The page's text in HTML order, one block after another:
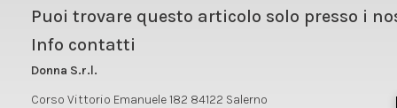
Puoi trovare questo articolo solo presso i
Info contatti
Donna S.r.l.
Corso Vittorio Emanuele 182 84122 Salerno